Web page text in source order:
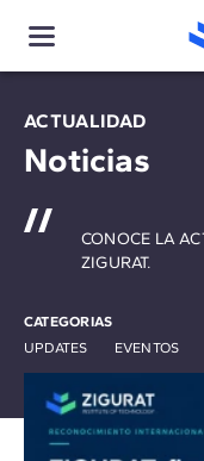
ACTUALIDAD
Noticias
CATEGORIAS
UPDATES
EVENTOS
CONOCE LA
ZIGURAT.